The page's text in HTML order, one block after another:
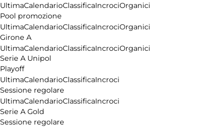
UltimaCalendarioClassificaIncrociOrganici
Pool promozione
UltimaCalendarioClassificaIncrociOrganici
Girone A
UltimaCalendarioClassificaIncrociOrganici
Serie A Unipol
Playoff
UltimaCalendarioClassificaIncroci
Sessione regolare
UltimaCalendarioClassificaIncroci
Serie A Gold
Sessione regolare